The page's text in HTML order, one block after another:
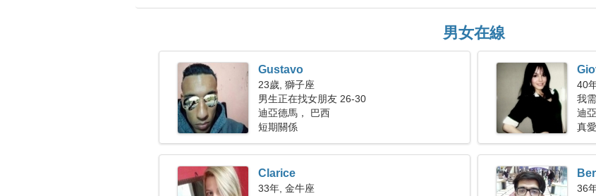
男女在線
Gustavo
23歲, 獅子座
男生正在找女朋友 26-30
迪亞德馬， 巴西
短期關係
40
我
迪
真愛
Clarice
33年, 金牛座
36